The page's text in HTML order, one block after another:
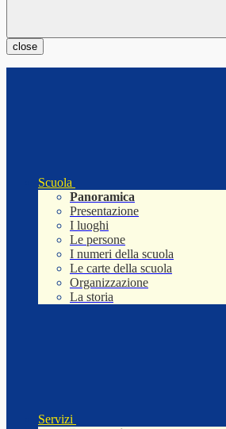
close
Scuola
Panoramica
Presentazione
I luoghi
Le persone
I numeri della scuola
Le carte della scuola
Organizzazione
La storia
Servizi